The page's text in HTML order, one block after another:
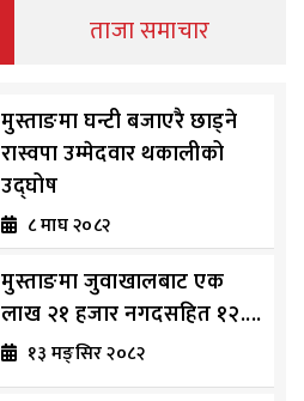
ताजा समाचार
मुस्ताङमा घन्टी बजाएरै छाड्ने
रास्वपा उम्मेदवार थकालीको
उद्घोष
८ माघ २०८२
मुस्ताङमा जुवाखालबाट एक
लाख २१ हजार नगदसहित १२....
१३ मङ्सिर २०८२